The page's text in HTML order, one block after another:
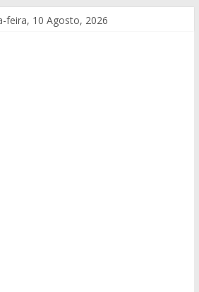
feira, 10 Agosto, 2026